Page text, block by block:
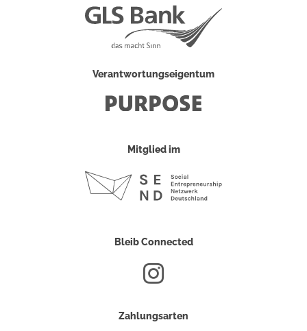
Verantwortungseigentum
Mitglied im
Bleib Connected
Zahlungsarten